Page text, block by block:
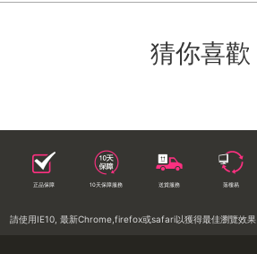
猜你喜歡
正品保障 10天保障服務 送貨服務 落樓易
請使用IE10, 最新Chrome,firefox或safari以獲得最佳瀏覽效果